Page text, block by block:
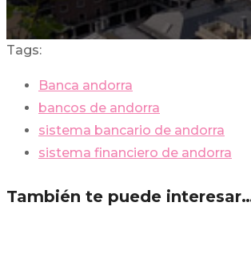
Tags:
Banca andorra
bancos de andorra
sistema bancario de andorra
sistema financiero de andorra
También te puede